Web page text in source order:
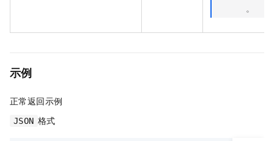
。
示例
正常返回示例
JSON 格式